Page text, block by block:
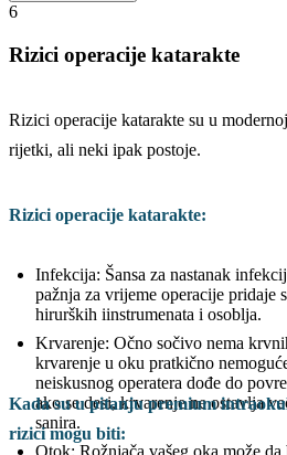
6
Rizici operacije katarakte
Rizici operacije katarakte su u
rijetki, ali neki ipak postoje.
Rizici operacije katarakte:
Infekcija: Šansa za nastanak
pažnja za vrijeme operacije pridaje
hirurških iinstrumenata i osoblja.
Krvarenje: Očno sočivo nema
krvarenje u oku pratkično
neiskusnog operatera dođe do
ako se desi, krvarenje ne ostavlja
sanira.
Kada su u pitanju premium
rizici mogu biti: